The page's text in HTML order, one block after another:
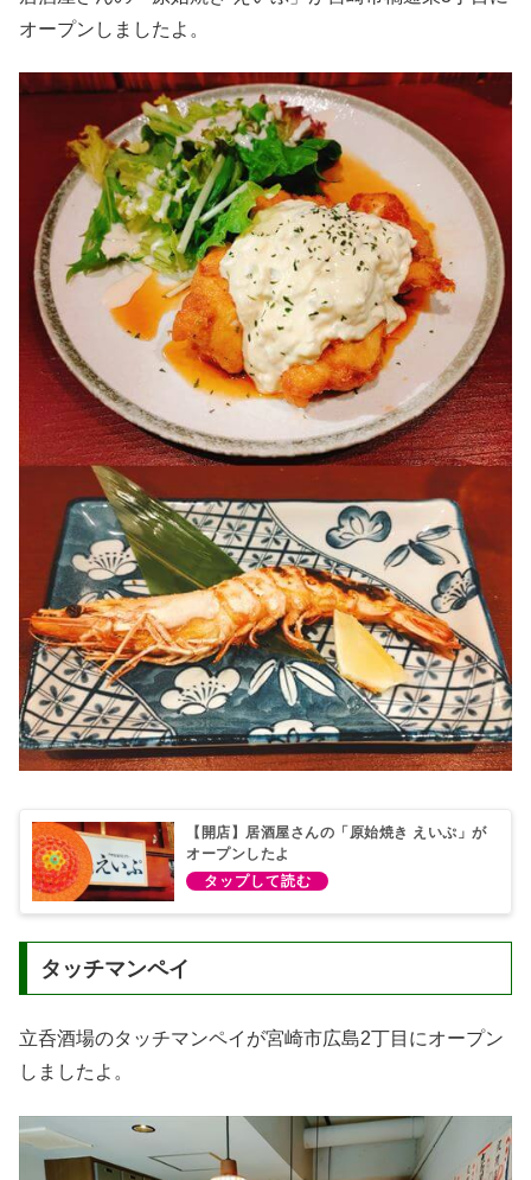
オープンしましたよ。
【開店】居酒屋さんの「原始焼き えいぷ」が
オープンしたよ
タッチマンペイ
立呑酒場のタッチマンペイが宮崎市広島2丁目にオープン
しましたよ。